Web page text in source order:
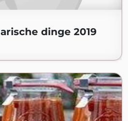
dinge 2019